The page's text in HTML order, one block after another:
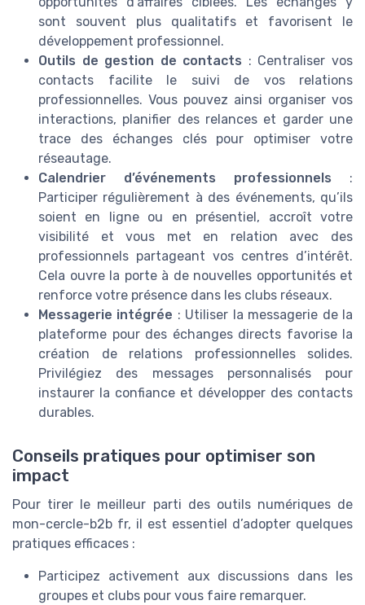
sont souvent plus qualitatifs et favorisent le
développement professionnel.
Outils de gestion de contacts : Centraliser vos
contacts facilite le suivi de vos relations
professionnelles. Vous pouvez ainsi organiser vos
interactions, planifier des relances et garder une
trace des échanges clés pour optimiser votre
réseautage.
Calendrier d’événements professionnels :
Participer régulièrement à des événements, qu’ils
soient en ligne ou en présentiel, accroît votre
visibilité et vous met en relation avec des
professionnels partageant vos centres d’intérêt.
Cela ouvre la porte à de nouvelles opportunités et
renforce votre présence dans les clubs réseaux.
Messagerie intégrée : Utiliser la messagerie de la
plateforme pour des échanges directs favorise la
création de relations professionnelles solides.
Privilégiez des messages personnalisés pour
instaurer la confiance et développer des contacts
durables.
Conseils pratiques pour optimiser son
impact
Pour tirer le meilleur parti des outils numériques de
mon-cercle-b2b fr, il est essentiel d’adopter quelques
pratiques efficaces :
Participez activement aux discussions dans les
groupes et clubs pour vous faire remarquer.